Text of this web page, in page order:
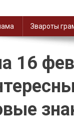
Звароты
16